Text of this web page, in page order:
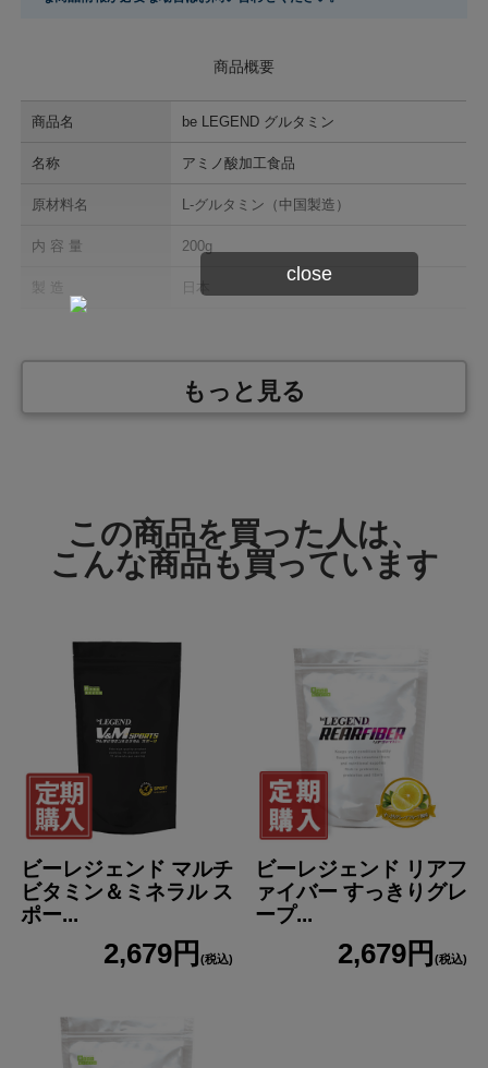
商品概要
商品名 be LEGEND グルタミン
名称 アミノ酸加工食品
原材料名 L-グルタミン（中国製造）
内 容 量 200g
製 造 日本
栄養成分表示 1食（5g）あたり
エネルギー 20.0kcal
炭水化物 0.0g
食塩相当量 0.0g
アレルギー情報
本製品に含まれるア
レルギー物質
(特定原材料等28品
本製品工場ではさば,牛肉,鶏肉,豚肉,ゼラチン,バナナ,りんご,
大豆,やまいも,ごま,アーモンドを含む製品を生産していま
ただし、商品の製造毎に製造設備の洗浄を実施し、コンタミ
ネーションを防止しております。
もっと見る
この商品を買った人は、
こんな商品も買っています
ビーレジェンド マルチ
ビタミン＆ミネラル ス
ポー...
2,679円(税込)
ビーレジェンド リアフ
ァイバー すっきりグレ
ープ...
2,679円 (税込)
close